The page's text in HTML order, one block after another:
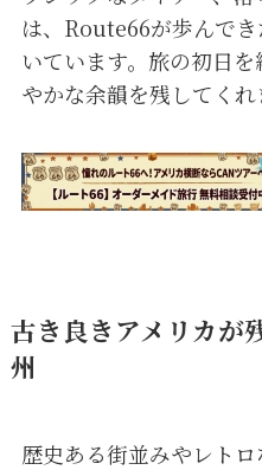
は、Route66が歩んで
いています。旅の初日
やかな余韻を残してくれ
古き良きアメリカ
州
歴史ある街並みやレト